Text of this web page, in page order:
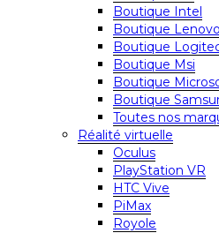
Boutique Intel
Boutique Lenovo
Boutique
Boutique Msi
Boutique
Boutique
Toutes nos
Réalité virtuelle
Oculus
PlayStation VR
HTC Vive
PiMax
Royole